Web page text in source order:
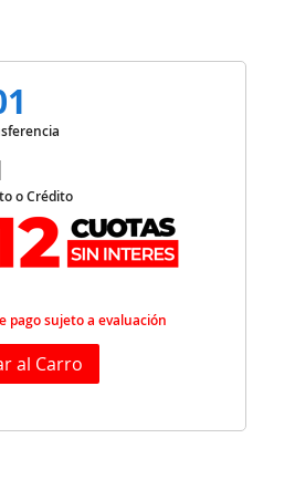
o Crédito
pago sujeto a evaluación
al Carro